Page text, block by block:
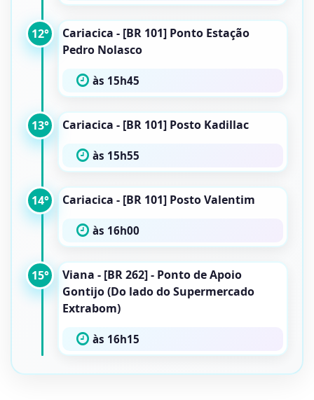
12°
Cariacica - [BR 101] Ponto Estação
Pedro Nolasco
às 15h45
13° Cariacica - [BR 101] Posto Kadillac
às 15h55
14° Cariacica - [BR 101] Posto Valentim
às 16h00
15°
Viana - [BR 262] - Ponto de Apoio
Gontijo (Do lado do Supermercado
Extrabom)
às 16h15